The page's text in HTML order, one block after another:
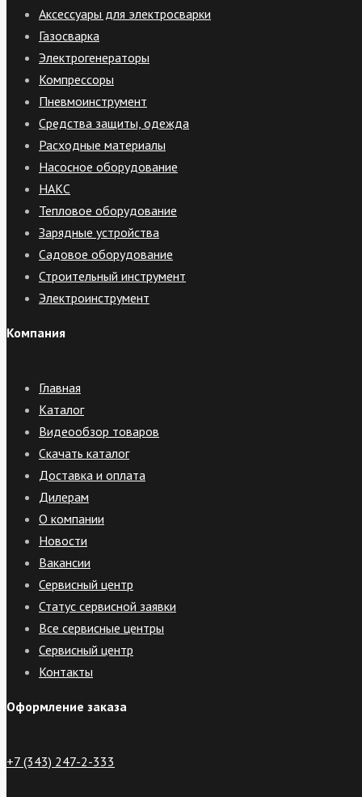
Аксессуары для электросварки
Газосварка
Электрогенераторы
Компрессоры
Пневмоинструмент
Средства защиты, одежда
Расходные материалы
Насосное оборудование
НАКС
Тепловое оборудование
Зарядные устройства
Садовое оборудование
Строительный инструмент
Электроинструмент
Компания
Главная
Каталог
Видеообзор товаров
Скачать каталог
Доставка и оплата
Дилерам
О компании
Новости
Вакансии
Сервисный центр
Статус сервисной заявки
Все сервисные центры
Сервисный центр
Контакты
Оформление заказа
+7 (343) 247-2-333